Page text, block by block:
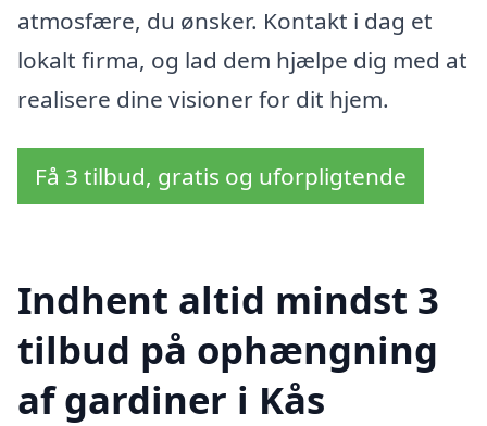
atmosfære, du ønsker. Kontakt i dag et
lokalt firma, og lad dem hjælpe dig med at
realisere dine visioner for dit hjem.
Få 3 tilbud, gratis og uforpligtende
Indhent altid mindst 3
tilbud på ophængning
af gardiner i Kås